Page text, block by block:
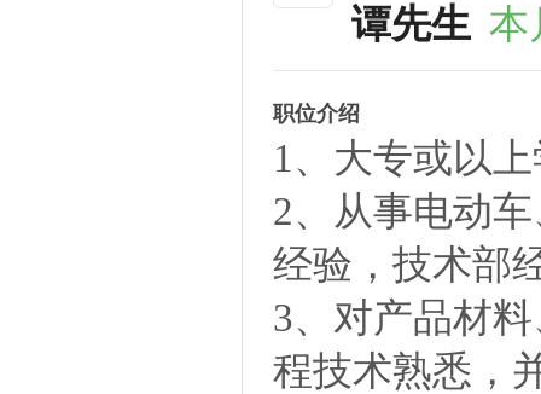
谭先生 本
职位介绍
1、大专或以
2、从事电动
经验，技术部
3、对产品材
程技术熟悉，